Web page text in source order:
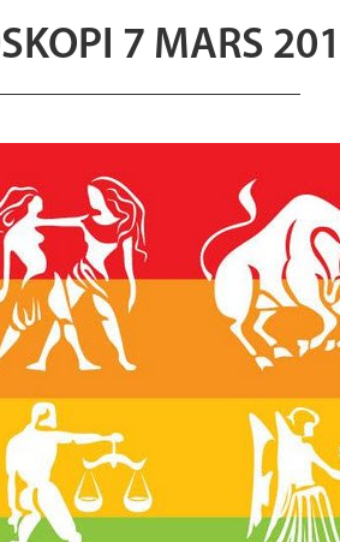
7 MARS